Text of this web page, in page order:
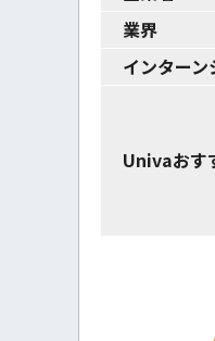
業界
インター
Univaおす